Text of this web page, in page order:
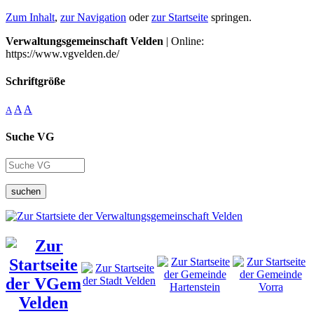
Zum Inhalt, zur Navigation oderzur Startseite springen.
Verwaltungsgemeinschaft Velden | Online:
https://www.vgvelden.de/
Schriftgröße
A A A
Suche VG
suchen